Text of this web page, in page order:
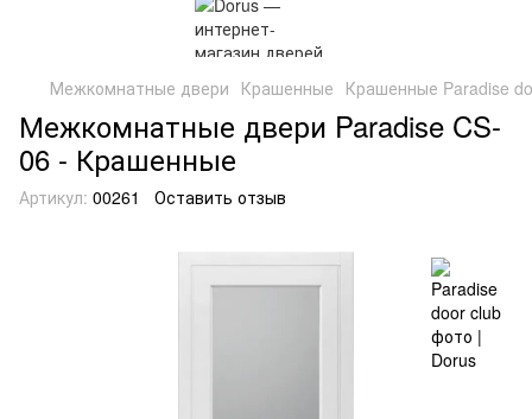
Межкомнатные двери Крашенные Крашенные Paradise
Межкомнатные двери Paradise CS-
06 - Крашенные
Артикул: 00261 Оставить отзыв